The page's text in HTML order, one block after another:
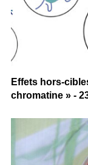
Effets hors-
chromatine » -